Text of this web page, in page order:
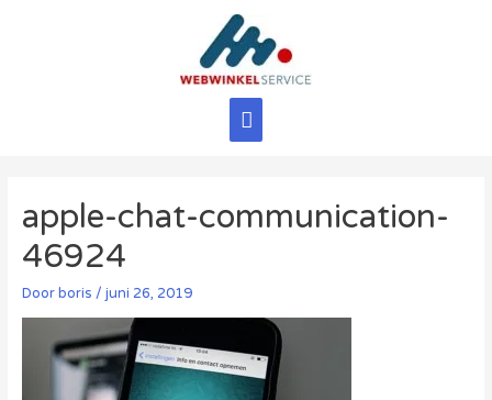
Hoofdmenu
apple-chat-communication-
46924
Doorboris / juni 26, 2019